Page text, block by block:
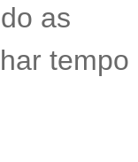
as
tempo